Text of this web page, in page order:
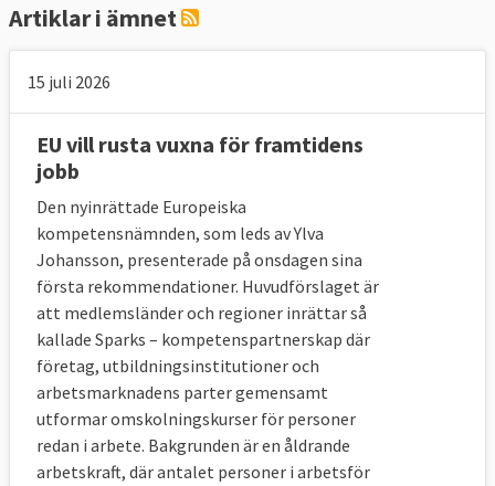
Artiklar i ämnet
15 juli 2026
EU vill rusta vuxna för framtidens
jobb
Den nyinrättade Europeiska
kompetensnämnden, som leds av Ylva
Johansson, presenterade på onsdagen sina
första rekommendationer. Huvudförslaget är
att medlemsländer och regioner inrättar så
kallade Sparks – kompetenspartnerskap där
företag, utbildningsinstitutioner och
arbetsmarknadens parter gemensamt
utformar omskolningskurser för personer
redan i arbete. Bakgrunden är en åldrande
arbetskraft, där antalet personer i arbetsför